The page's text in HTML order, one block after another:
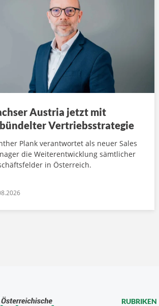
Austria jetzt mit
Vertriebsstrategie
Plank verantwortet als neuer Sales
die Weiterentwicklung sämtlicher
in Österreich.
RUBRIKEN